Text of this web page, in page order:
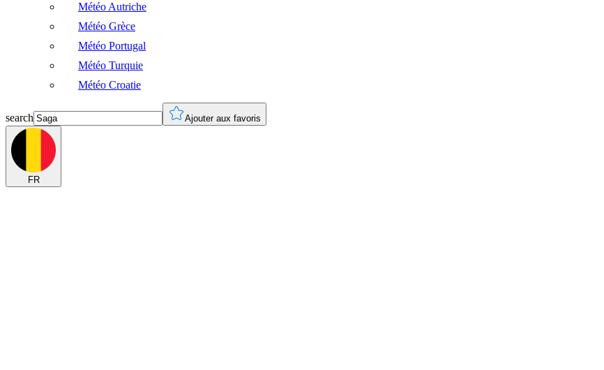
Météo Autriche
Météo Grèce
Météo Portugal
Météo Turquie
Météo Croatie
search Ajouter aux favoris
FR